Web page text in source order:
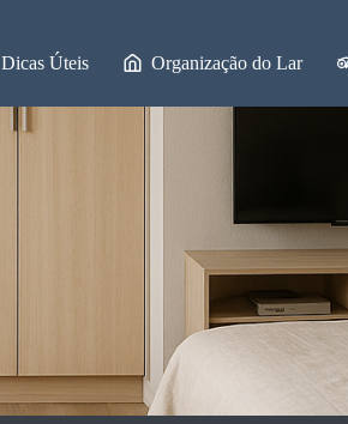
Dicas Úteis Organização do Lar